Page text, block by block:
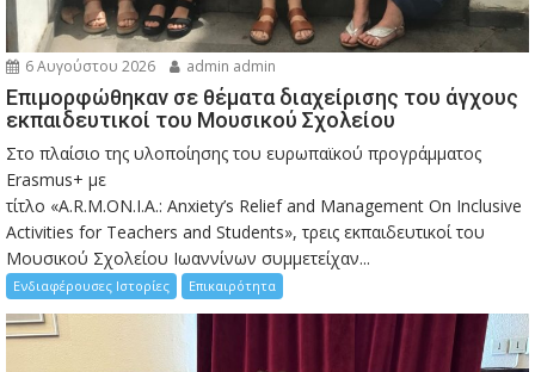
6 Αυγούστου 2026 admin admin
Eπιμορφώθηκαν σε θέματα διαχείρισης του άγχους
εκπαιδευτικοί του Μουσικού Σχολείου
Στο πλαίσιο της υλοποίησης του ευρωπαϊκού προγράμματος
Erasmus+ με
τίτλο «A.R.M.ON.I.A.: Anxiety’s Relief and Management On Inclusive
Activities for Teachers and Students», τρεις εκπαιδευτικοί του
Μουσικού Σχολείου Ιωαννίνων συμμετείχαν...
Ενδιαφέρουσες Ιστορίες Επικαιρότητα